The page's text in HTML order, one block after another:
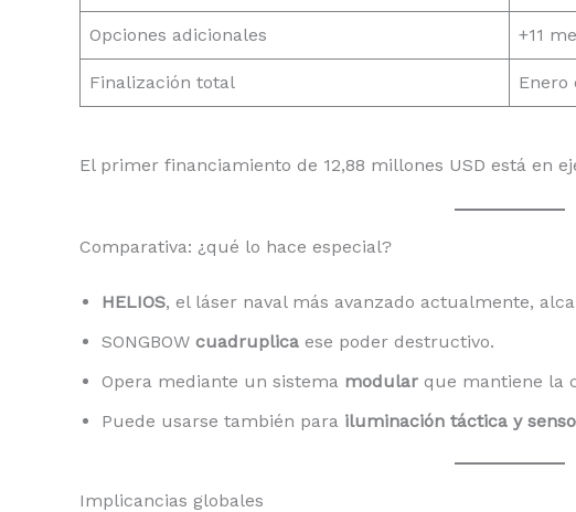
Opciones adicionales +11
Finalización total Enero
El primer financiamiento de 12,88 millones USD está en
Comparativa: ¿qué lo hace especial?
HELIOS, el láser naval más avanzado actualmente,
SONGBOW cuadruplica ese poder destructivo.
Opera mediante un sistema modular que mantiene la
Puede usarse también para iluminación táctica y
Implicancias globales